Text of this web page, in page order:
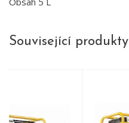
Související produkty